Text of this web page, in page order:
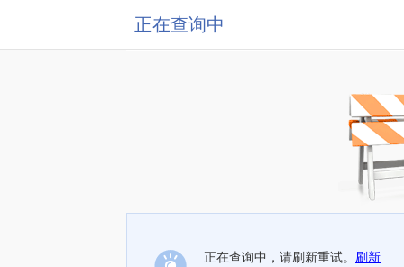
正在查询中
正在查询中，请刷新重试。 刷新